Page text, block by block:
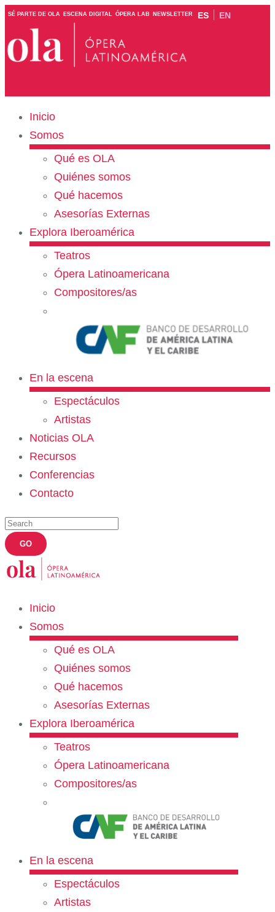
SÉ PARTE DE OLA ESCENA DIGITAL ÓPERA LAB NEWSLETTER ES EN
Inicio
Somos
Qué es OLA
Quiénes somos
Qué hacemos
Asesorías Externas
Explora Iberoamérica
Teatros
Ópera Latinoamericana
Compositores/as
En la escena
Espectáculos
Artistas
Noticias OLA
Recursos
Conferencias
Contacto
Inicio
Somos
Qué es OLA
Quiénes somos
Qué hacemos
Asesorías Externas
Explora Iberoamérica
Teatros
Ópera Latinoamericana
Compositores/as
En la escena
Espectáculos
Artistas